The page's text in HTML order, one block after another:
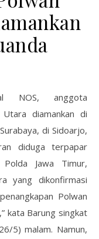
NOS, anggota
diamankan di
di Sidoarjo,
diduga terpapar
Jawa Timur,
yang dikonfirmasi
Polwan
kata Barung singkat
5) malam. Namun,